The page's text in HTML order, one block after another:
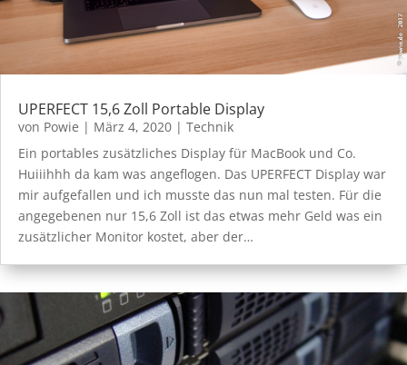
UPERFECT 15,6 Zoll Portable Display
von Powie | März 4, 2020 | Technik
Ein portables zusätzliches Display für MacBook und Co.
Huiiihhh da kam was angeflogen. Das UPERFECT Display war
mir aufgefallen und ich musste das nun mal testen. Für die
angegebenen nur 15,6 Zoll ist das etwas mehr Geld was ein
zusätzlicher Monitor kostet, aber der…